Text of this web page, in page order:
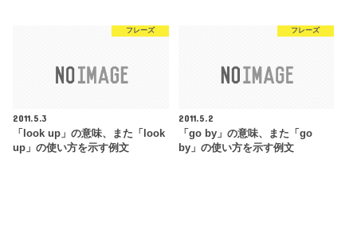
フレーズ
2011.5.3
「look up」の意味、また「look
up」の使い方を示す例文
フレーズ
2011.5.2
「go by」の意味、また「go
by」の使い方を示す例文